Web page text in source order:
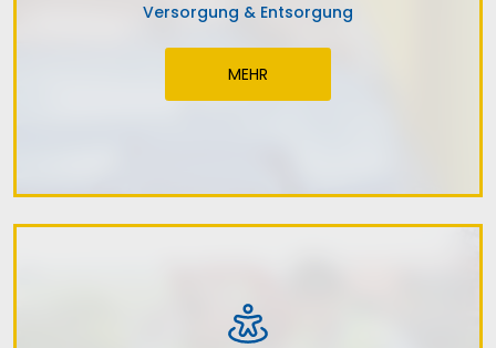
Versorgung & Entsorgung
MEHR